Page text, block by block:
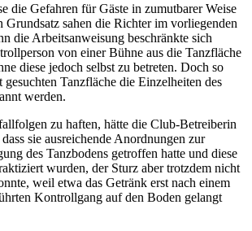
die Gefahren für Gäste in zumutbarer Weise
Grundsatz sahen die Richter im vorliegenden
die Arbeitsanweisung beschränkte sich
von einer Bühne aus die Tanzfläche
diese jedoch selbst zu betreten. Doch so
Tanzfläche die Einzelheiten des
werden.
zu haften, hätte die Club-Betreiberin
sie ausreichende Anordnungen zur
des Tanzbodens getroffen hatte und diese
wurden, der Sturz aber trotzdem nicht
weil etwa das Getränk erst nach einem
Kontrollgang auf den Boden gelangt